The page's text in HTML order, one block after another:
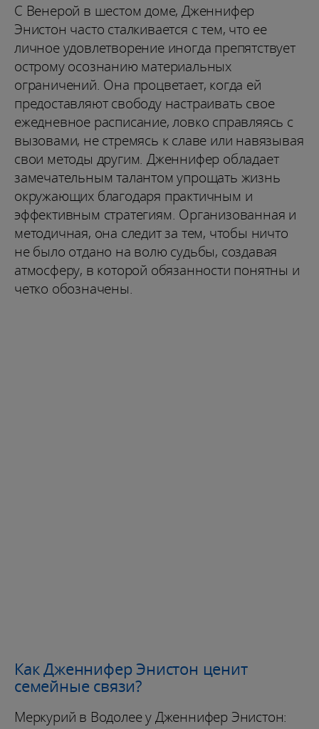
С Венерой в шестом доме, Дженнифер
Энистон часто сталкивается с тем, что ее
личное удовлетворение иногда препятствует
острому осознанию материальных
ограничений. Она процветает, когда ей
предоставляют свободу настраивать свое
ежедневное расписание, ловко справляясь с
вызовами, не стремясь к славе или навязывая
свои методы другим. Дженнифер обладает
замечательным талантом упрощать жизнь
окружающих благодаря практичным и
эффективным стратегиям. Организованная и
методичная, она следит за тем, чтобы ничто
не было отдано на волю судьбы, создавая
атмосферу, в которой обязанности понятны и
четко обозначены.
Как Дженнифер Энистон ценит
семейные связи?
Меркурий в Водолее у Дженнифер Энистон: